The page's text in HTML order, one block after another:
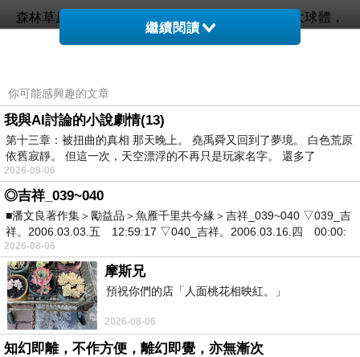
森林草原上發現一顆載滿液體且漂浮半空中的巨大球體，
他們叫那顆大球為「海」；濱本、青山、內田決定一起研
跟企鵝以及小鎮接二連三的神祕事件又有著怎樣的關係？
之所以想看《企鵝公路》，因為它是改編自日本作家森見
登美彥作品，而根據森見登美彥作品改編的動畫片《春宵
苦短，少女前進吧》，是我2017年最愛的作品之一；觀賞
《企鵝公路》前，真心以為這會是一部男孩護送企鵝返家
的電影(
《返家十萬里》那種溫馨電影，哈
)，結果電影跟
我預期的完全不同，它好奇幻好多天馬行空的想像。
《企鵝公路》講性啟蒙，對於女生胸部的迷戀、愛情的懵
懂、感情裡更細微的嫉妒與佔有情緒的渾然不覺等；《企
繼續閱讀
你可能感興趣的文章
我與AI討論的小說劇情(13)
第十三章：被扭曲的真相 那天晚上。 堯禹舜又回到了夢境。 白色荒原
依舊寂靜。 但這一次，天空漂浮的不再只是玩家名字。 還多了
2026-08-06
◎吉祥_039~040
■潘文良著作集＞勵益品＞魚雁千里共今緣＞吉祥_039~040 ▽039_吉
祥。2006.03.03.五 12:59:17 ▽040_吉祥。2006.03.16.四 00:00:
2026-08-06
摩斯兄
預祝你們的店「人面桃花相映紅。」
2026-08-06
知幻即離，不作方便，離幻即覺，亦無漸次